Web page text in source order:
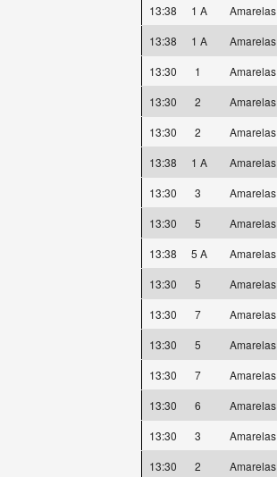
13:38
1 A Amarelas
13:38
1 A Amarelas
13:30
1 Amarelas
13:30
2 Amarelas
13:30
2 Amarelas
13:38
1 A Amarelas
13:30
3 Amarelas
13:30
5 Amarelas
13:38
5 A Amarelas
13:30
5 Amarelas
13:30
7 Amarelas
13:30
5 Amarelas
13:30
7 Amarelas
13:30
6 Amarelas
13:30
3 Amarelas
13:30
2 Amarelas